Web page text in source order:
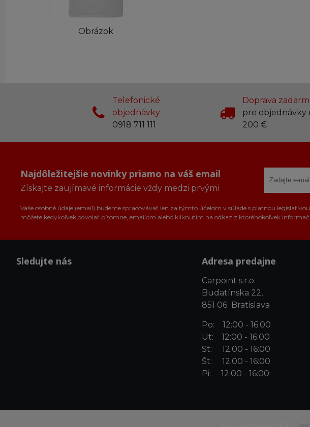
Obrázok
Telefonické
objednávky
0918 711 111
Doprava
pre objednávky
200 €
Najdôležitejšie novinky priamo na váš email
Získajte zaujímavé informácie vždy medzi prvými
Vaše osobné údaje (email) budeme spracovávať len za týmto účelom v súlade s platnou
môžete kedykoľvek odvolať písomne, emailom alebo kliknutím na odkaz z ktoréhokoľvek
Sledujte nás Adresa predajne
Carpoint s.r.o.
Budatínska 22,
851 06 Bratislava
Po: 12:00 - 16:00
Ut: 12:00 - 16:00
St: 12:00 - 16:00
Št: 12:00 - 16:00
Pi: 12:00 - 16:00